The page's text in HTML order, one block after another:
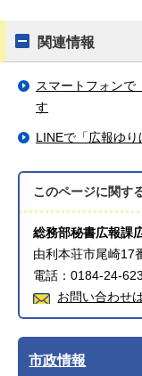
関連情報
スマートフォンで
す
LINEで「広報ゆ
このページに関す
総務部秘書広報課
由利本荘市尾崎17
電話：0184-24-
お問い合わせ
市政情報